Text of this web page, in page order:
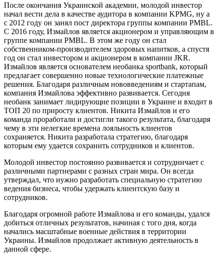
После окончания Украинской академии, молодой инвестор
начал вести дела в качестве аудитора в компании KPMG, ну а
с 2012 году он занял пост директора группы компании PMBL.
С 2016 году, Измайлов является акционером и управляющим в
группе компании PMBL. В этом же году он стал
собственником-производителем здоровых напитков, а спустя
год он стал инвестором и акционером в компании JKR.
Измайлов является основателем необанка sportbank, который
предлагает совершенно новые технологические платежные
решения. Благодаря различным нововведениям и стартапам,
компания Измайлова эффективно развивается. Сегодня
необанк занимает лидирующие позиции в Украине и входит в
ТОП 20 по приросту клиентов. Никита Измайлов и его
команда проработали и достигли такого результата, благодаря
чему в эти нелегкие времена лояльность клиентов
сохраняется. Никита разработала стратегию, благодаря
которым ему удается сохранить сотрудников и клиентов.
Молодой инвестор постоянно развивается и сотрудничает с
различными партнерами с разных стран мира. Он всегда
утверждал, что нужно разработать специальную стратегию
ведения бизнеса, чтобы удержать клиентскую базу и
сотрудников.
Благодаря огромной работе Измайлова и его команды, удался
добиться отличных результатов, начиная с того дня, когда
начались масштабные военные действия в территории
Украины. Измайлов продолжает активную деятельность в
данной сфере.